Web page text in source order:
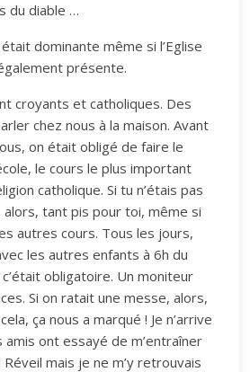
du diable …
dominante même si l’Eglise
présente.
croyants et catholiques. Des
chez nous à la maison. Avant
on était obligé de faire le
le cours le plus important
catholique. Si tu n’étais pas
alors, tant pis pour toi, même si
autres cours. Tous les jours,
les autres enfants à 6h du
obligatoire. Un moniteur
Si on ratait une messe, alors,
ça nous a marqué ! Je n’arrive
amis ont essayé de m’entraîner
mais je ne m’y retrouvais